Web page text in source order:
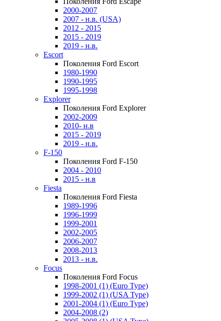
2000-2007
2007 - н.в. (USA)
2012 - 2015
2015 - 2019
2019 - н.в.
Escort
Поколения Ford Escort
1980-1990
1990-1995
1995-1998
Explorer
Поколения Ford Explorer
2002-2009
2010- н.в
2015 - 2019
2019 - н.в.
F-150
Поколения Ford F-150
2004 - 2010
2015 - н.в
Fiesta
Поколения Ford Fiesta
1989-1996
1996-1999
1999-2001
2002-2005
2006-2007
2008-2013
2013 - н.в.
Focus
Поколения Ford Focus
1998-2001 (1) (Euro Type)
1999-2002 (1) (USA Type)
2001-2004 (1) (Euro Type)
2004-2008 (2)